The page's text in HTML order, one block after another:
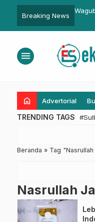
Breaking News
Sulbar Verifikasi
Rekomendasi Izin
Barang PT. Tiga
Belang
APIP
menu
home Advertorial
TRENDING TAGS
Beranda » Tag
Nasrullah